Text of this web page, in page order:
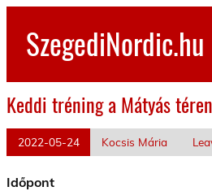
Skip
contentSzegediNordic.hu
Keddi tréning a Mátyás téren
2022-05-24 Kocsis Mária
Időpont